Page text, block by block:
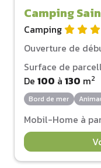
Camping
Camping
Ouverture de
Surface de
De 100 à 130 m2
Bord de mer
Mobil-Home à